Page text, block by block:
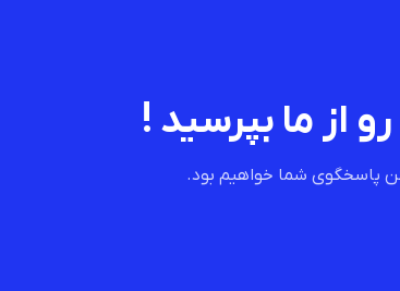
از ما بپرسید !
پاسخگوی شما خواهیم بود.